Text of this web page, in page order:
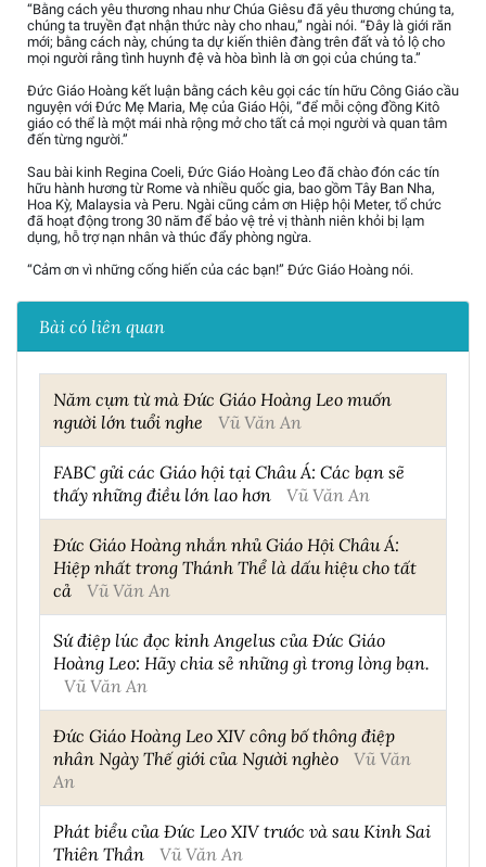
“Bằng cách yêu thương nhau như Chúa Giêsu đã yêu thương chúng ta,
chúng ta truyền đạt nhận thức này cho nhau,” ngài nói. “Đây là giới răn
mới; bằng cách này, chúng ta dự kiến thiên đàng trên đất và tỏ lộ cho
mọi người rằng tình huynh đệ và hòa bình là ơn gọi của chúng ta.”
Đức Giáo Hoàng kết luận bằng cách kêu gọi các tín hữu Công Giáo cầu
nguyện với Đức Mẹ Maria, Mẹ của Giáo Hội, “để mỗi cộng đồng Kitô
giáo có thể là một mái nhà rộng mở cho tất cả mọi người và quan tâm
đến từng người.”
Sau bài kinh Regina Coeli, Đức Giáo Hoàng Leo đã chào đón các tín
hữu hành hương từ Rome và nhiều quốc gia, bao gồm Tây Ban Nha,
Hoa Kỳ, Malaysia và Peru. Ngài cũng cảm ơn Hiệp hội Meter, tổ chức
đã hoạt động trong 30 năm để bảo vệ trẻ vị thành niên khỏi bị lạm
dụng, hỗ trợ nạn nhân và thúc đẩy phòng ngừa.
“Cảm ơn vì những cống hiến của các bạn!” Đức Giáo Hoàng nói.
Bài có liên quan
Năm cụm từ mà Đức Giáo Hoàng Leo muốn
người lớn tuổi nghe
Vũ Văn An
FABC gửi các Giáo hội tại Châu Á: Các bạn sẽ
thấy những điều lớn lao hơn
Vũ Văn An
Đức Giáo Hoàng nhắn nhủ Giáo Hội Châu Á:
Hiệp nhất trong Thánh Thể là dấu hiệu cho tất
cả
Vũ Văn An
Sứ điệp lúc đọc kinh Angelus của Đức Giáo
Hoàng Leo: Hãy chia sẻ những gì trong lòng bạn.
Vũ Văn An
Đức Giáo Hoàng Leo XIV công bố thông điệp
nhân Ngày Thế giới của Người nghèo
Vũ Văn
An
Phát biểu của Đức Leo XIV trước và sau Kinh Sai
Thiên Thần
Vũ Văn An